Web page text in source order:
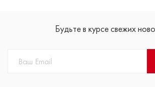
Будьте в курсе свежих